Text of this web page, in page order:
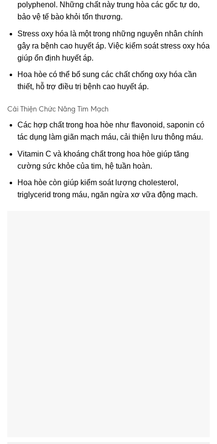
polyphenol. Những chất này trung hòa các gốc tự do,
bảo vệ tế bào khỏi tổn thương.
Stress oxy hóa là một trong những nguyên nhân chính
gây ra bệnh cao huyết áp. Việc kiểm soát stress oxy hóa
giúp ổn định huyết áp.
Hoa hòe có thể bổ sung các chất chống oxy hóa cần
thiết, hỗ trợ điều trị bệnh cao huyết áp.
Cải Thiện Chức Năng Tim Mạch
Các hợp chất trong hoa hòe như flavonoid, saponin có
tác dụng làm giãn mạch máu, cải thiện lưu thông máu.
Vitamin C và khoáng chất trong hoa hòe giúp tăng
cường sức khỏe của tim, hệ tuần hoàn.
Hoa hòe còn giúp kiểm soát lượng cholesterol,
triglycerid trong máu, ngăn ngừa xơ vữa động mạch.